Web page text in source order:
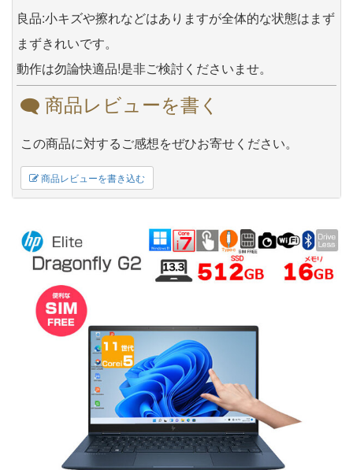
良品:小キズや擦れなどはありますが全体的な状態はまず
まずきれいです。
動作は勿論快適品!是非ご検討くださいませ。
商品レビューを書く
この商品に対するご感想をぜひお寄せください。
商品レビューを書き込む